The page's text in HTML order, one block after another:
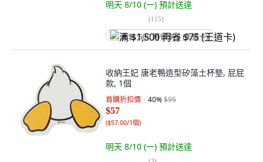
明天 8/10 (一) 預計送達
(115)
满 $1,500 再省 $75 (王道卡)
收納王妃 唐老鴨造型矽藻土杯墊, 屁屁
款, 1個
首購折扣價 40%$95
$57
($57.00/1個)
明天 8/10 (一) 預計送達
(3)